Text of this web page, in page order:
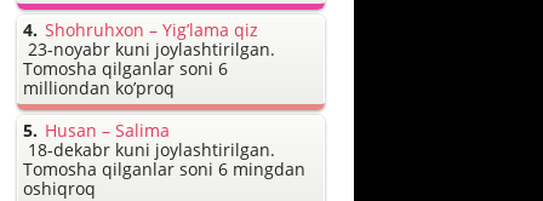
Shohruhxon – Yig’lama qiz
23-noyabr kuni joylashtirilgan.
Tomosha qilganlar soni 6
milliondan ko’proq
Husan – Salima
18-dekabr kuni joylashtirilgan.
Tomosha qilganlar soni 6 mingdan
oshiqroq